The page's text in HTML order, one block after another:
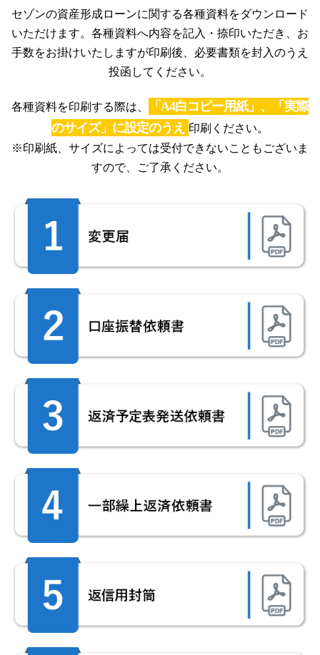
セゾンの資産形成ローンに関する各種資料をダウンロード
いただけます。 各種資料へ内容を記入・捺印いただき、お
手数をお掛けいたしますが印刷後、必要書類を封入のうえ
投函してください。
各種資料を印刷する際は、
「A4白コピー用紙」、「実際
のサイズ」に設定のうえ 印刷ください。
※印刷紙、サイズによっては受付できないこともございま
すので、ご了承ください。